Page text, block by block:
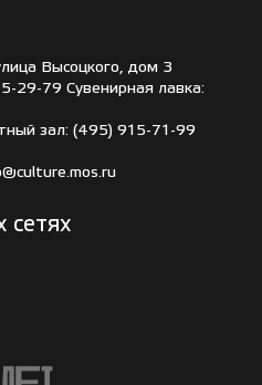
Высоцкого, дом 3
29-79 Сувенирная лавка:
зал: (495) 915-71-99
сетях